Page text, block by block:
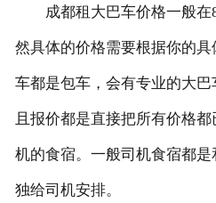
成都租大巴车价格一般在
然具体的价格需要根据你的
车都是包车，会有专业的大
且报价都是直接把所有价格
机的食宿。一般司机食宿都
独给司机安排。